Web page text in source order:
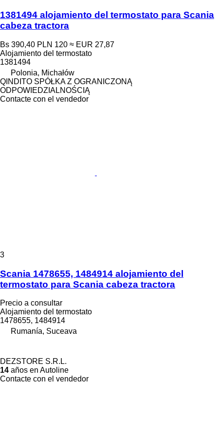
1381494 alojamiento del termostato para Scania
cabeza tractora
Bs 390,40 PLN 120 ≈ EUR 27,87
Alojamiento del termostato
1381494
Polonia, Michałów
QINDITO SPÓŁKA Z OGRANICZONĄ
ODPOWIEDZIALNOŚCIĄ
Contacte con el vendedor
3
Scania 1478655, 1484914 alojamiento del
termostato para Scania cabeza tractora
Precio a consultar
Alojamiento del termostato
1478655, 1484914
Rumanía, Suceava
DEZSTORE S.R.L.
14 años en Autoline
Contacte con el vendedor